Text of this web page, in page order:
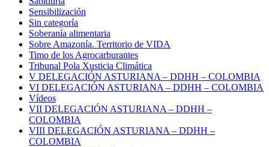
Sensibilización
Sin categoría
Soberanía alimentaria
Sobre Amazonía. Territorio de VIDA
Timo de los Agrocarburantes
Tribunal Pola Xusticia Climática
V DELEGACIÓN ASTURIANA – DDHH – COLOMBIA
VI DELEGACIÓN ASTURIANA – DDHH – COLOMBIA
Vídeos
VII DELEGACIÓN ASTURIANA – DDHH –
COLOMBIA
VIII DELEGACIÓN ASTURIANA – DDHH –
COLOMBIA